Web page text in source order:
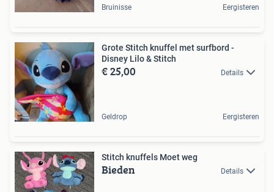
Bruinisse Eergisteren
Grote Stitch knuffel met surfbord -
Disney Lilo & Stitch
€ 25,00 Details
Geldrop Eergisteren
Stitch knuffels Moet weg
Bieden Details